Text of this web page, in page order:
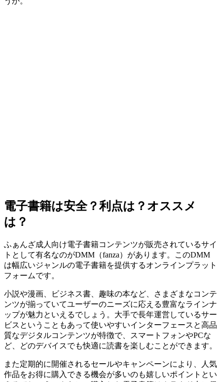
電子書籍は安全？利点は？オススメ
は？
ふぁんざ成人向け電子書籍コンテンツが販売されているサイ
トとして有名なのがDMM（fanza）があります。このDMM
は幅広いジャンルの電子書籍を提供するオンラインプラット
フォームです。
小説や漫画、ビジネス書、趣味の本など、さまざまなコンテ
ンツが揃っていてユーザーのニーズに応える豊富なラインナ
ップが魅力といえるでしょう。大手で長年運営しているサー
ビスということもあって使いやすいインターフェースと高品
質なデジタルコンテンツが特徴で、スマートフォンやPCな
ど、どのデバイスでも快適に読書を楽しむことができます。
また定期的に開催されるセールやキャンペーンにより、人気
作品をお得に購入できる機会が多いのも嬉しいポイントとい